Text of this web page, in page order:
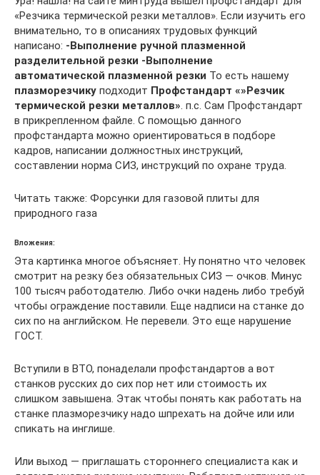
«Резчика термической резки металлов». Если изучить его
внимательно, то в описаниях трудовых функций
написано: -Выполнение ручной плазменной
разделительной резки -Выполнение
автоматической плазменной резки То есть нашему
плазморезчику подходит Профстандарт «»Резчик
термической резки металлов» . п.с. Сам Профстандарт
в прикрепленном файле. С помощью данного
профстандарта можно ориентироваться в подборе
кадров, написании должностных инструкций,
составлении норма СИЗ, инструкций по охране труда.
Читать также: Форсунки для газовой плиты для
природного газа
Вложения:
Эта картинка многое объясняет. Ну понятно что человек
смотрит на резку без обязательных СИЗ — очков. Минус
100 тысяч работодателю. Либо очки надень либо требуй
чтобы ограждение поставили. Еще надписи на станке до
сих по на английском. Не перевели. Это еще нарушение
ГОСТ.
Вступили в ВТО, понаделали профстандартов а вот
станков русских до сих пор нет или стоимость их
слишком завышена. Этак чтобы понять как работать на
станке плазморезчику надо шпрехать на дойче или или
спикать на инглише.
Или выход — приглашать стороннего специалиста как и